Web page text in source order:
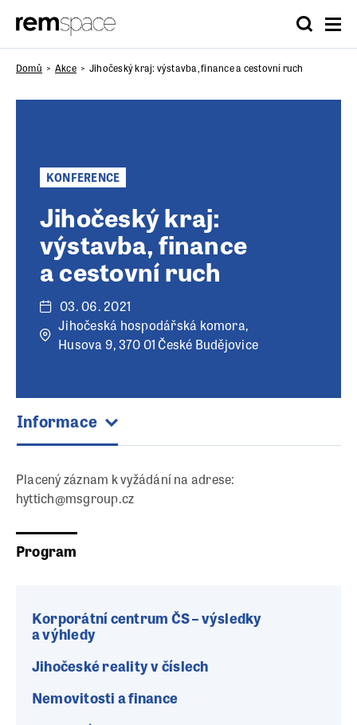
Domů Akce Jihočeský kraj: výstavba, finance a cestovní ruch
KONFERENCE
Jihočeský kraj:
výstavba, finance
a cestovní ruch
03. 06. 2021
Jihočeská hospodářská komora,
Husova 9, 370 01 České Budějovice
Informace
Placený záznam k vyžádání na adrese:
hyttich@msgroup.cz
Program
Korporátní centrum ČS – výsledky
a výhledy
Jihočeské reality v číslech
Nemovitosti a finance